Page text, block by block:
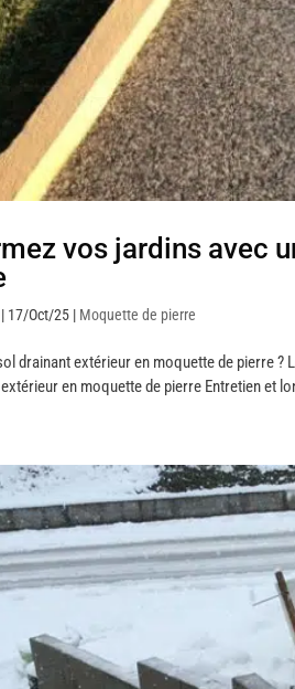
vos jardins avec
| 17/Oct/25 | Moquette de pierre
drainant extérieur en moquette de pierre
extérieur en moquette de pierre Entretien et